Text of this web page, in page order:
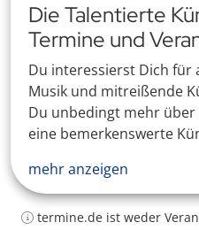
Die Talentierte
Termine und
Du interessierst Dich für
Musik und mitreißende
Du unbedingt mehr
eine bemerkenswerte
mehr anzeigen
termine.de ist weder